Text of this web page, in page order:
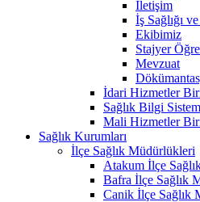
İletişim
İş Sağlığı
Ekibimiz
Stajyer
Mevzuat
İdari Hizmetler
Sağlık Bilgi
Mali Hizmetler
Sağlık Kurumları
İlçe Sağlık Müdürlükleri
Atakum İlçe
Bafra İlçe Sağlık
Canik İlçe Sağlık